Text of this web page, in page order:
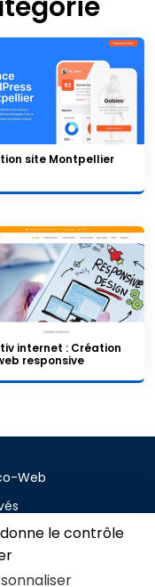
le contrôle
site Montpellier
internet : Création
responsive
Web